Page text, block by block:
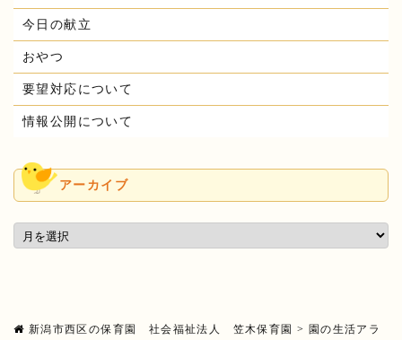
今日の献立
おやつ
要望対応について
情報公開について
アーカイブ
新潟市西区の保育園 社会福祉法人 笠木保育園 >
園の生活アラ